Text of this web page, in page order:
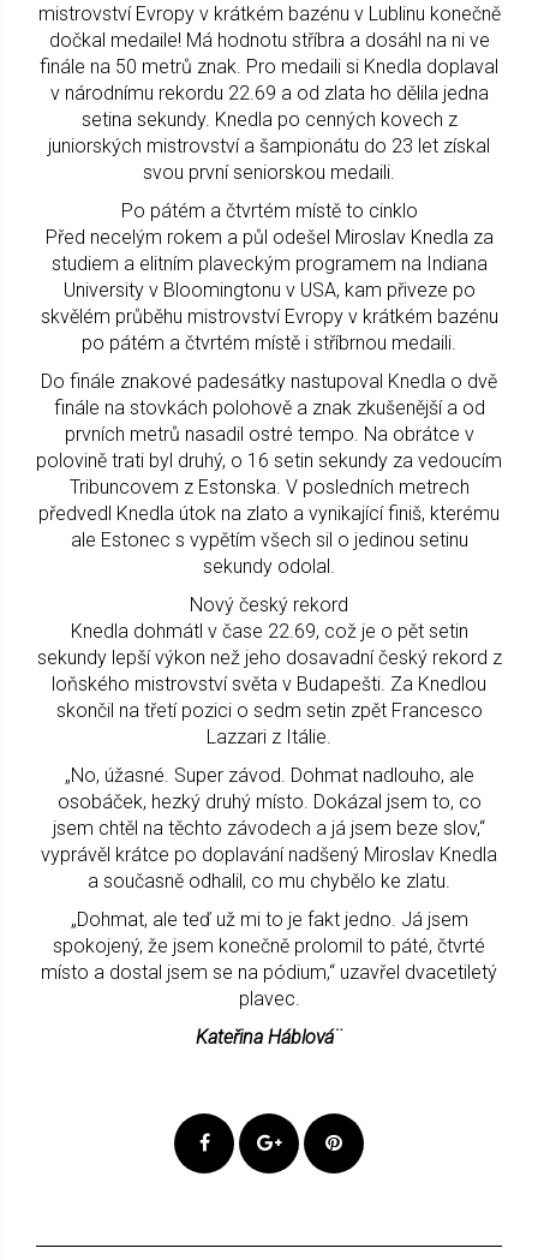
mistrovství Evropy v krátkém bazénu v Lublinu konečně
dočkal medaile! Má hodnotu stříbra a dosáhl na ni ve
finále na 50 metrů znak. Pro medaili si Knedla doplaval
v národnímu rekordu 22.69 a od zlata ho dělila jedna
setina sekundy. Knedla po cenných kovech z
juniorských mistrovství a šampionátu do 23 let získal
svou první seniorskou medaili.
Po pátém a čtvrtém místě to cinklo
Před necelým rokem a půl odešel Miroslav Knedla za
studiem a elitním plaveckým programem na Indiana
University v Bloomingtonu v USA, kam přiveze po
skvělém průběhu mistrovství Evropy v krátkém bazénu
po pátém a čtvrtém místě i stříbrnou medaili.
Do finále znakové padesátky nastupoval Knedla o dvě
finále na stovkách polohově a znak zkušenější a od
prvních metrů nasadil ostré tempo. Na obrátce v
polovině trati byl druhý, o 16 setin sekundy za vedoucím
Tribuncovem z Estonska. V posledních metrech
předvedl Knedla útok na zlato a vynikající finiš, kterému
ale Estonec s vypětím všech sil o jedinou setinu
sekundy odolal.
Nový český rekord
Knedla dohmátl v čase 22.69, což je o pět setin
sekundy lepší výkon než jeho dosavadní český rekord z
loňského mistrovství světa v Budapešti. Za Knedlou
skončil na třetí pozici o sedm setin zpět Francesco
Lazzari z Itálie.
„No, úžasné. Super závod. Dohmat nadlouho, ale
osobáček, hezký druhý místo. Dokázal jsem to, co
jsem chtěl na těchto závodech a já jsem beze slov,“
vyprávěl krátce po doplavání nadšený Miroslav Knedla
a současně odhalil, co mu chybělo ke zlatu.
„Dohmat, ale teď už mi to je fakt jedno. Já jsem
spokojený, že jsem konečně prolomil to páté, čtvrté
místo a dostal jsem se na pódium,“ uzavřel dvacetiletý
plavec.
Kateřina Háblová¨